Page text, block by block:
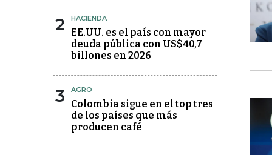
2 HACIENDA
EE.UU. es el país con mayor
deuda pública con US$40,7
billones en 2026
3 AGRO
Colombia sigue en el top tres
de los países que más
producen café